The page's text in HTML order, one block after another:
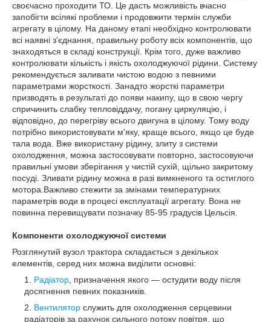
своєчасно проходити ТО. Це дасть можливість вчасно
запобігти всілякі проблеми і продовжити термін служби
агрегату в цілому. На даному етапі необхідно контролювати
всі наявні з'єднання, правильну роботу всіх компонентів, що
знаходяться в складі конструкції. Крім того, дуже важливо
контролювати кількість і якість охолоджуючої рідини. Систему
рекомендується заливати чистою водою з певними
параметрами жорсткості. Занадто жорсткі параметри
призводять в результаті до появи накипу, що в свою чергу
спричинить слабку тепловіддачу, погану циркуляцію, і
відповідно, до перегріву всього двигуна в цілому. Тому воду
потрібно використовувати м'яку, краще всього, якщо це буде
тала вода. Вже використану рідину, злиту з системи
охолодження, можна застосовувати повторно, застосовуючи
правильні умови зберігання у чистій сухій, щільно закритому
посуді. Зливати рідину можна в разі вимкненого та остиглого
мотора.Важливо стежити за змінами температурних
параметрів води в процесі експлуатації агрегату. Вона не
повинна перевищувати позначку 85-95 градусів Цельсія.
Компоненти охолоджуючої системи
Розглянутий вузол трактора складається з декількох
елементів, серед них можна виділити основні:
Радіатор, призначення якого — остудити воду після
досягнення певних показників.
Вентилятор служить для охолодження серцевини
радіаторів за рахунок сильного потоку повітря, що